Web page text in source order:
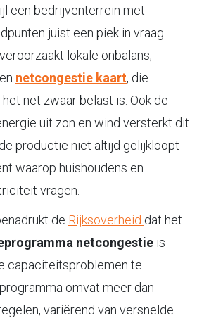
een bedrijventerrein met
juist een piek in vraag
lokale onbalans,
netcongestie kaart, die
net zwaar belast is. Ook de
uit zon en wind versterkt dit
productie niet altijd gelijkloopt
waarop huishoudens en
vragen.
de Rijksoverheid dat het
netcongestie is
capaciteitsproblemen te
omvat meer dan
variërend van versnelde